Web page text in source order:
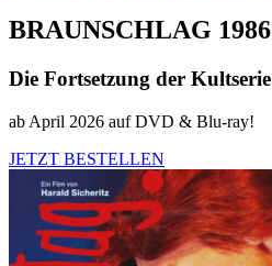
BRAUNSCHLAG 1986
Die Fortsetzung der Kultserie
ab April 2026 auf DVD & Blu-ray!
JETZT BESTELLEN